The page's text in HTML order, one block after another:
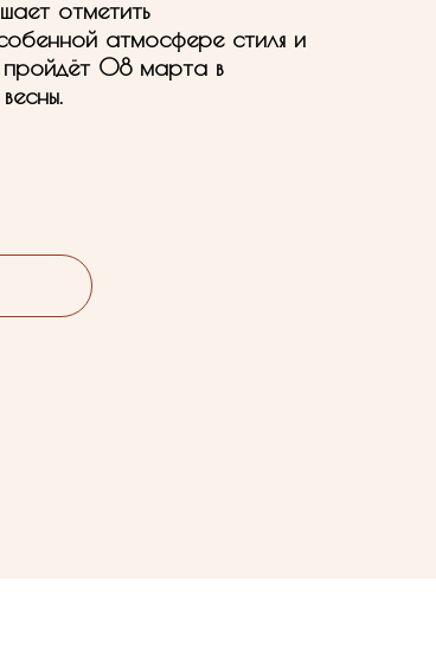
отметить
атмосфере стиля и
пройдёт 08 марта в